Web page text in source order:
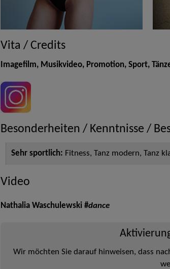
Vita / Credits
Imagefilm, Musikvideo, Promotion, Sport,
Besonderheiten / Kenntnisse /
Sehr sportlich: Fitness, Tanz modern, Tanz
Video
Nathalia Waschulewski #dance
Wir möchten Sie darauf hinweisen, dass